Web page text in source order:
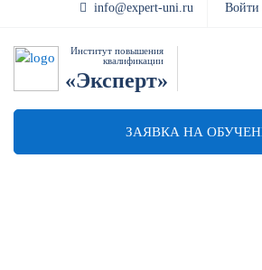
info@expert-uni.ru Войти
Институт повышения
квалификации
«Эксперт»
ЗАЯВКА НА